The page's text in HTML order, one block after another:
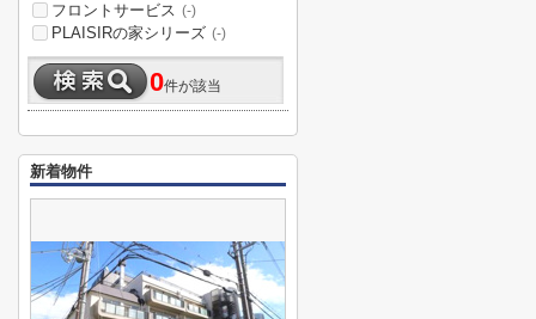
フロントサービス (-)
PLAISIRの家シリーズ (-)
0件が該当
新着物件